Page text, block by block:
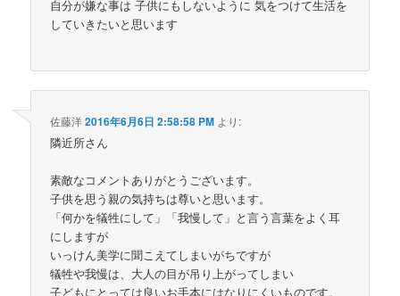
自分が嫌な事は 子供にもしないように 気をつけて生活を
していきたいと思います
佐藤洋2016年6月6日 2:58:58 PM より:
隣近所さん
素敵なコメントありがとうございます。
子供を思う親の気持ちは尊いと思います。
「何かを犠牲にして」「我慢して」と言う言葉をよく耳
にしますが
いっけん美学に聞こえてしまいがちですが
犠牲や我慢は、大人の目が吊り上がってしまい
子どもにとっては良いお手本にはなりにくいものです。